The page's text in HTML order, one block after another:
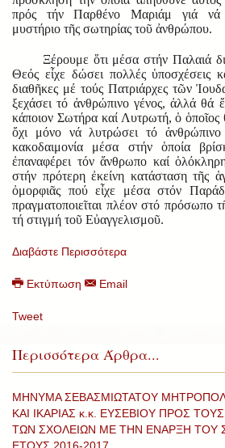
πρός τήν Παρθένο Μαριάμ γιά νά
μυστήριο τῆς σωτηρίας τοῦ ἀνθρώπου.
Ξέρουμε ὅτι μέσα στήν Παλαιά
Θεός εἶχε δώσει πολλές ὑποσχέσεις
διαθῆκες μέ τούς Πατριάρχες τῶν
ξεχάσει τό ἀνθρώπινο γένος, ἀλλά θά
κάποιον Σωτήρα καί Λυτρωτή, ὁ ὁποῖος
ὄχι μόνο νά λυτρώσει τό
κακοδαιμονία μέσα στήν ὁποία
ἐπαναφέρει τόν ἄνθρωπο καί
στήν πρότερη ἐκείνη κατάσταση τῆς
ὀμορφιᾶς πού εἶχε μέσα στόν
πραγματοποιεῖται πλέον στό πρόσωπο
τή στιγμή τοῦ Εὐαγγελισμοῦ.
Διαβάστε Περισσότερα
Εκτύπωση Email
Tweet
Περισσότερα Άρθρα...
ΜΗΝΥΜΑ ΣΕΒΑΣΜΙΩΤΑΤΟΥ
ΚΑΙ ΙΚΑΡΙΑΣ κ.κ. ΕΥΣΕΒΙΟΥ ΠΡΟΣ
ΤΩΝ ΣΧΟΛΕΙΩΝ ΜΕ ΤΗΝ ΕΝΑΡΞΗ ΤΟΥ